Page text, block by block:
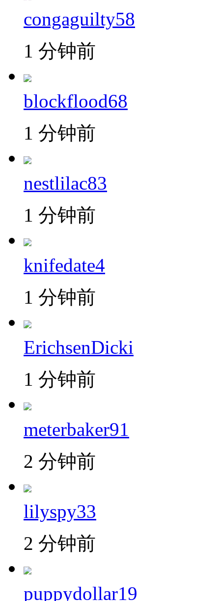
congaguilty58
1 分钟前
blockflood68
1 分钟前
nestlilac83
1 分钟前
knifedate4
1 分钟前
ErichsenDicki
1 分钟前
meterbaker91
2 分钟前
lilyspy33
2 分钟前
puppydollar19